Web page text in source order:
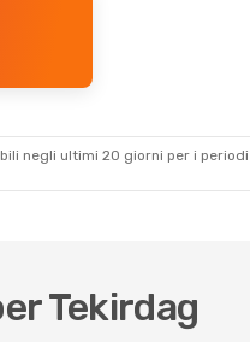
negli ultimi 20 giorni per i
Tekirdag